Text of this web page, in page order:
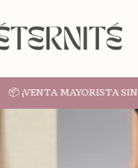
📦 ¡VENTA MAYORISTA SIN